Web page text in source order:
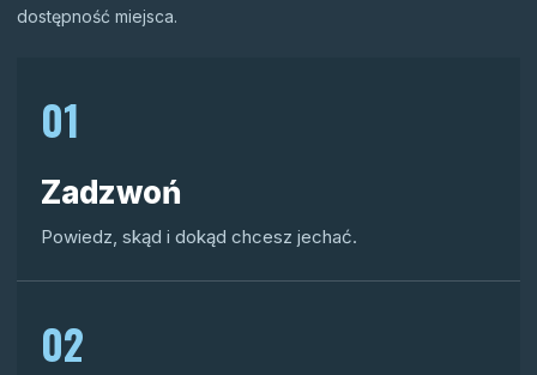
dostępność miejsca.
01
Zadzwoń
Powiedz, skąd i dokąd chcesz jechać.
02